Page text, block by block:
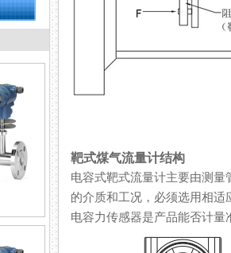
靶式煤气流量计结构
电容式靶式流量计主要由测量管
的介质和工况，必须选用相适
电容力传感器是产品能否计量准